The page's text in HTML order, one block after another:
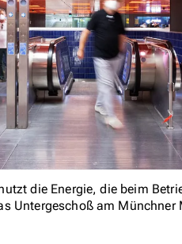
die Energie, die beim
Untergeschoß am Münchner